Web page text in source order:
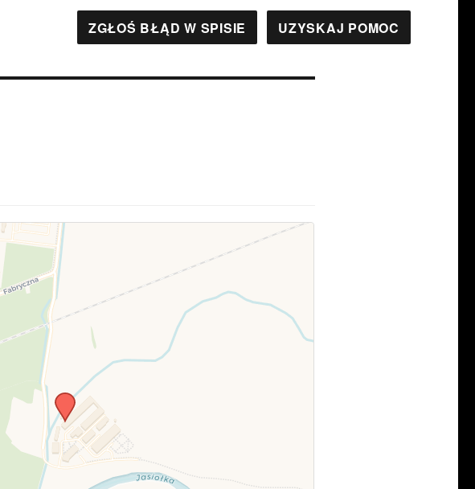
ZGŁOŚ BŁĄD W SPISIE UZYSKAJ POMOC